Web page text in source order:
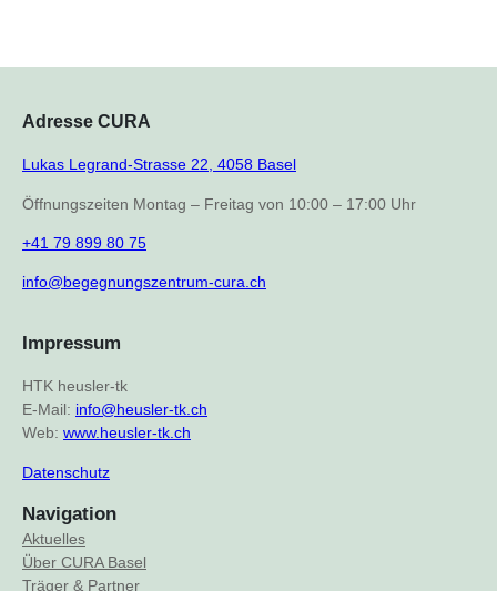
Adresse CURA
Lukas Legrand-Strasse 22, 4058 Basel
Öffnungszeiten Montag – Freitag von 10:00 – 17:00 Uhr
+41 79 899 80 75
info@begegnungszentrum-cura.ch
Impressum
HTK heusler-tk
E-Mail: info@heusler-tk.ch
Web: www.heusler-tk.ch
Datenschutz
Navigation
Aktuelles
Über CURA Basel
Träger & Partner